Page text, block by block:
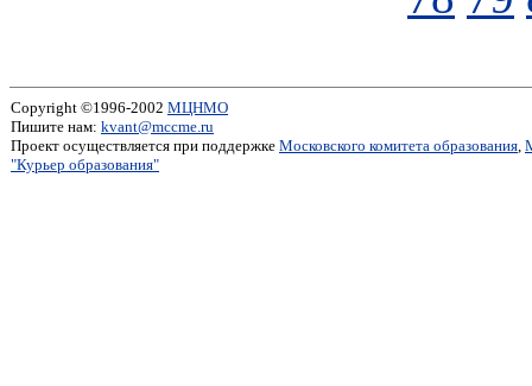
Copyright ©1996-2002 МЦНМО
Пишите нам: kvant@mccme.ru
Проект осуществляется при поддержке Московского комитета образования,
"Курьер образования"